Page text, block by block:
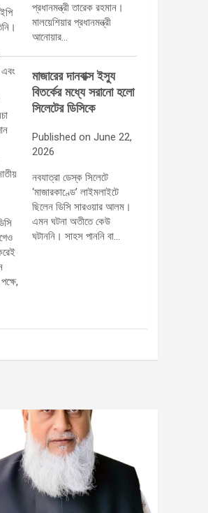
প্রধানমন্ত্রী তারেক রহমান।
মালয়েশিয়ার প্রধানমন্ত্রী
আনোয়ার…
মাজারের দানবাক্স ইস্যু
বিতর্কের মধ্যে সরানো হলো
সিলেটের ডিসিকে
Published on June 22,
2026
নবযাত্রা ডেস্ক সিলেটে
‘মাজারকাণ্ডে’ লাইমলাইটে
ছিলেন ডিসি সারওয়ার আলম।
এমন ঘটনা অতীতে কেউ
ঘটাননি। সাহস পাননি বা…